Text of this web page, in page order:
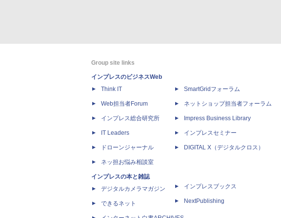
Group site links
インプレスのビジネスWeb
Think IT
Web担当者Forum
インプレス総合研究所
IT Leaders
ドローンジャーナル
ネッ担お悩み相談室
インプレスの本と雑誌
デジタルカメラマガジン
できるネット
SmartGridフォーラム
ネットショップ担当者フォーラム
Impress Business Library
インプレスセミナー
DIGITAL X（デジタルクロス）
インプレスブックス
NextPublishing